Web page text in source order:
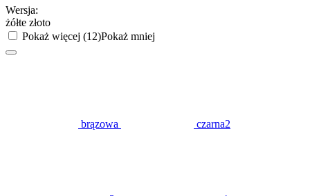
Wersja:
żółte złoto
Pokaż więcej (12)Pokaż mniej
brązowa czarna2